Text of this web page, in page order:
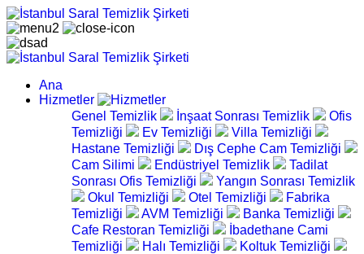
Ana
Hizmetler
Genel Temizlik
İnşaat Sonrası Temizlik
Ofis
Temizliği
Ev Temizliği
Villa Temizliği
Hastane Temizliği
Dış Cephe Cam Temizliği
Cam Silimi
Endüstriyel Temizlik
Tadilat
Sonrası Ofis Temizliği
Yangın Sonrası Temizlik
Okul Temizliği
Otel Temizliği
Fabrika
Temizliği
AVM Temizliği
Banka Temizliği
Cafe Restoran Temizliği
İbadethane Cami
Temizliği
Halı Temizliği
Koltuk Temizliği